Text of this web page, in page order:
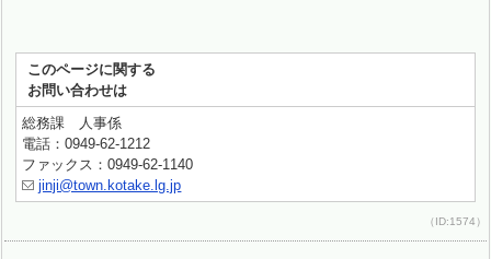
このページに関する
お問い合わせは
総務課 人事係
電話：0949-62-1212
ファックス：0949-62-1140
jinji@town.kotake.lg.jp
（ID:1574）